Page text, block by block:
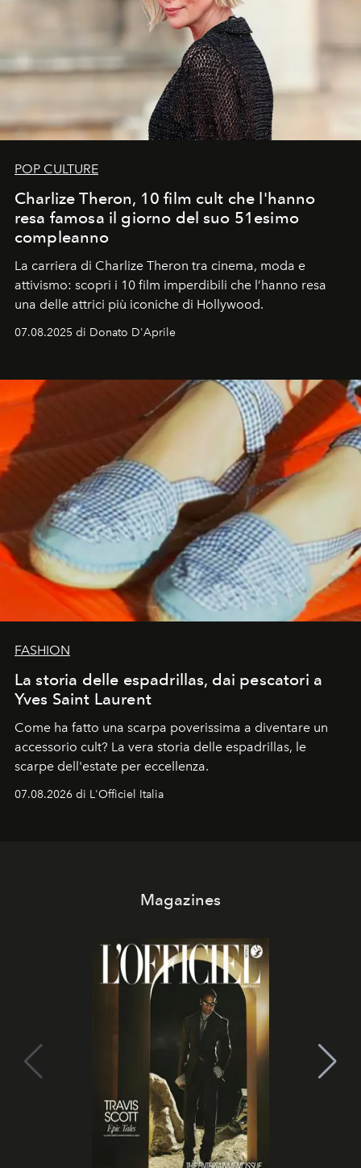
POP CULTURE
Charlize Theron, 10 film cult che l'hanno
resa famosa il giorno del suo 51esimo
compleanno
La carriera di Charlize Theron tra cinema, moda e
attivismo: scopri i 10 film imperdibili che l’hanno resa
una delle attrici più iconiche di Hollywood.
07.08.2025 di Donato D'Aprile
FASHION
La storia delle espadrillas, dai pescatori a
Yves Saint Laurent
Come ha fatto una scarpa poverissima a diventare un
accessorio cult? La vera storia delle espadrillas, le
scarpe dell'estate per eccellenza.
07.08.2026 di L'Officiel Italia
Magazines